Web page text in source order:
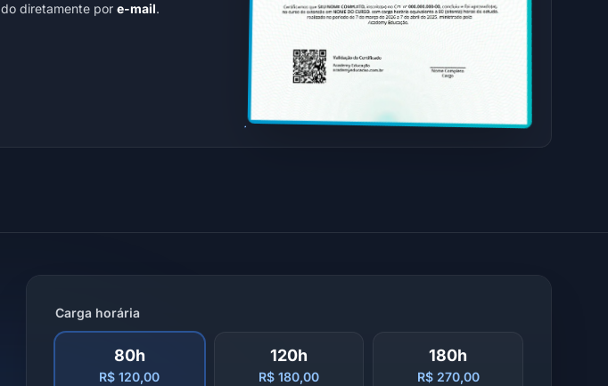
diretamente por e-mail.
Carga horária
80h
R$ 120,00
120h
R$ 180,00
180h
R$ 270,00